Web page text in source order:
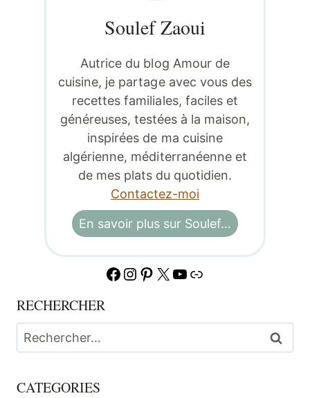
Soulef Zaoui
Autrice du blog Amour de
cuisine, je partage avec vous des
recettes familiales, faciles et
généreuses, testées à la maison,
inspirées de ma cuisine
algérienne, méditerranéenne et
de mes plats du quotidien.
Contactez-moi
En savoir plus sur Soulef…
Facebook
Instagram
Pinterest
X YouTube
Lien
RECHERCHER
Rechercher :
CATEGORIES